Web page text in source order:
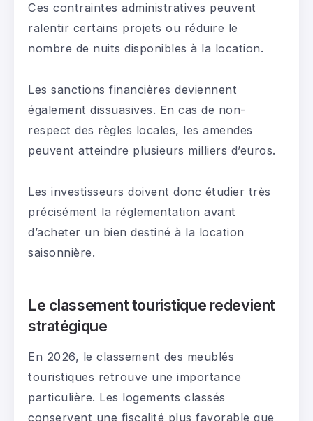
Ces contraintes administratives peuvent
ralentir certains projets ou réduire le
nombre de nuits disponibles à la location.
Les sanctions financières deviennent
également dissuasives. En cas de non-
respect des règles locales, les amendes
peuvent atteindre plusieurs milliers d’euros.
Les investisseurs doivent donc étudier très
précisément la réglementation avant
d’acheter un bien destiné à la location
saisonnière.
Le classement touristique redevient
stratégique
En 2026, le classement des meublés
touristiques retrouve une importance
particulière. Les logements classés
conservent une fiscalité plus favorable que